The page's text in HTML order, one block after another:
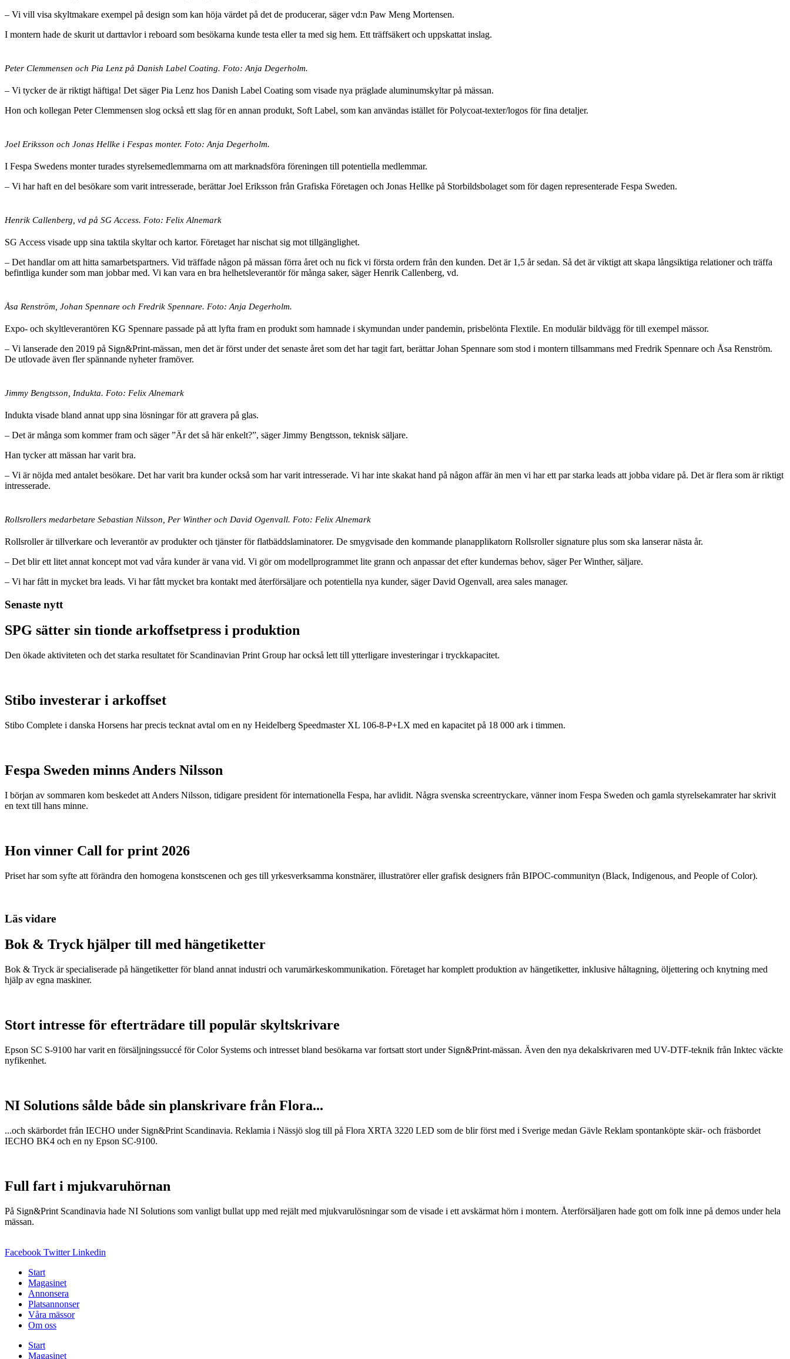
– Vi vill visa skyltmakare exempel på design som kan höja värdet på det de producerar, säger vd:n Paw Meng Mortensen.
I montern hade de skurit ut darttavlor i reboard som besökarna kunde testa eller ta med sig hem. Ett träffsäkert och uppskattat inslag.
Peter Clemmensen och Pia Lenz på Danish Label Coating. Foto: Anja Degerholm.
– Vi tycker de är riktigt häftiga! Det säger Pia Lenz hos Danish Label Coating som visade nya präglade aluminumskyltar på mässan.
Hon och kollegan Peter Clemmensen slog också ett slag för en annan produkt, Soft Label, som kan användas istället för Polycoat-texter/logos för fina detaljer.
Joel Eriksson och Jonas Hellke i Fespas monter. Foto: Anja Degerholm.
I Fespa Swedens monter turades styrelsemedlemmarna om att marknadsföra föreningen till potentiella medlemmar.
– Vi har haft en del besökare som varit intresserade, berättar Joel Eriksson från Grafiska Företagen och Jonas Hellke på Storbildsbolaget som för dagen representerade Fespa Sweden.
Henrik Callenberg, vd på SG Access. Foto: Felix Alnemark
SG Access visade upp sina taktila skyltar och kartor. Företaget har nischat sig mot tillgänglighet.
– Det handlar om att hitta samarbetspartners. Vid träffade någon på mässan förra året och nu fick vi första ordern från den kunden. Det är 1,5 år sedan. Så det är viktigt att skapa långsiktiga relationer och träffa
befintliga kunder som man jobbar med. Vi kan vara en bra helhetsleverantör för många saker, säger Henrik Callenberg, vd.
Åsa Renström, Johan Spennare och Fredrik Spennare. Foto: Anja Degerholm.
Expo- och skyltleverantören KG Spennare passade på att lyfta fram en produkt som hamnade i skymundan under pandemin, prisbelönta Flextile. En modulär bildvägg för till exempel mässor.
– Vi lanserade den 2019 på Sign&Print-mässan, men det är först under det senaste året som det har tagit fart, berättar Johan Spennare som stod i montern tillsammans med Fredrik Spennare och Åsa Renström.
De utlovade även fler spännande nyheter framöver.
Jimmy Bengtsson, Indukta. Foto: Felix Alnemark
Indukta visade bland annat upp sina lösningar för att gravera på glas.
– Det är många som kommer fram och säger ”Är det så här enkelt?”, säger Jimmy Bengtsson, teknisk säljare.
Han tycker att mässan har varit bra.
– Vi är nöjda med antalet besökare. Det har varit bra kunder också som har varit intresserade. Vi har inte skakat hand på någon affär än men vi har ett par starka leads att jobba vidare på. Det är flera som är riktigt
intresserade.
Rollsrollers medarbetare Sebastian Nilsson, Per Winther och David Ogenvall. Foto: Felix Alnemark
Rollsroller är tillverkare och leverantör av produkter och tjänster för flatbäddslaminatorer. De smygvisade den kommande planapplikatorn Rollsroller signature plus som ska lanserar nästa år.
– Det blir ett litet annat koncept mot vad våra kunder är vana vid. Vi gör om modellprogrammet lite grann och anpassar det efter kundernas behov, säger Per Winther, säljare.
– Vi har fått in mycket bra leads. Vi har fått mycket bra kontakt med återförsäljare och potentiella nya kunder, säger David Ogenvall, area sales manager.
Senaste nytt
SPG sätter sin tionde arkoffsetpress i produktion
Den ökade aktiviteten och det starka resultatet för Scandinavian Print Group har också lett till ytterligare investeringar i tryckkapacitet.
Stibo investerar i arkoffset
Stibo Complete i danska Horsens har precis tecknat avtal om en ny Heidelberg Speedmaster XL 106-8-P+LX med en kapacitet på 18 000 ark i timmen.
Fespa Sweden minns Anders Nilsson
I början av sommaren kom beskedet att Anders Nilsson, tidigare president för internationella Fespa, har avlidit. Några svenska screentryckare, vänner inom Fespa Sweden och gamla styrelsekamrater har skrivit
en text till hans minne.
Hon vinner Call for print 2026
Priset har som syfte att förändra den homogena konstscenen och ges till yrkesverksamma konstnärer, illustratörer eller grafisk designers från BIPOC-communityn (Black, Indigenous, and People of Color).
Läs vidare
Bok & Tryck hjälper till med hängetiketter
Bok & Tryck är specialiserade på hängetiketter för bland annat industri och varumärkeskommunikation. Företaget har komplett produktion av hängetiketter, inklusive håltagning, öljettering och knytning med
hjälp av egna maskiner.
Stort intresse för efterträdare till populär skyltskrivare
Epson SC S-9100 har varit en försäljningssuccé för Color Systems och intresset bland besökarna var fortsatt stort under Sign&Print-mässan. Även den nya dekalskrivaren med UV-DTF-teknik från Inktec väckte
nyfikenhet.
NI Solutions sålde både sin planskrivare från Flora...
...och skärbordet från IECHO under Sign&Print Scandinavia. Reklamia i Nässjö slog till på Flora XRTA 3220 LED som de blir först med i Sverige medan Gävle Reklam spontanköpte skär- och fräsbordet
IECHO BK4 och en ny Epson SC-9100.
Full fart i mjukvaruhörnan
På Sign&Print Scandinavia hade NI Solutions som vanligt bullat upp med rejält med mjukvarulösningar som de visade i ett avskärmat hörn i montern. Återförsäljaren hade gott om folk inne på demos under hela
mässan.
Facebook Twitter Linkedin
Start
Magasinet
Annonsera
Platsannonser
Våra mässor
Om oss
Start
Magasinet